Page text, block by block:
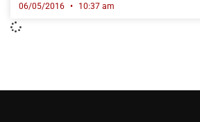
06/05/2016 10:37 am